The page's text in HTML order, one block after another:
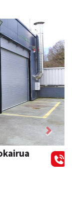
Next